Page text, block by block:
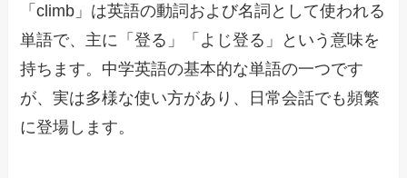
「climb」は英語の動詞および名詞として使われる
単語で、主に「登る」「よじ登る」という意味を
持ちます。中学英語の基本的な単語の一つです
が、実は多様な使い方があり、日常会話でも頻繁
に登場します。